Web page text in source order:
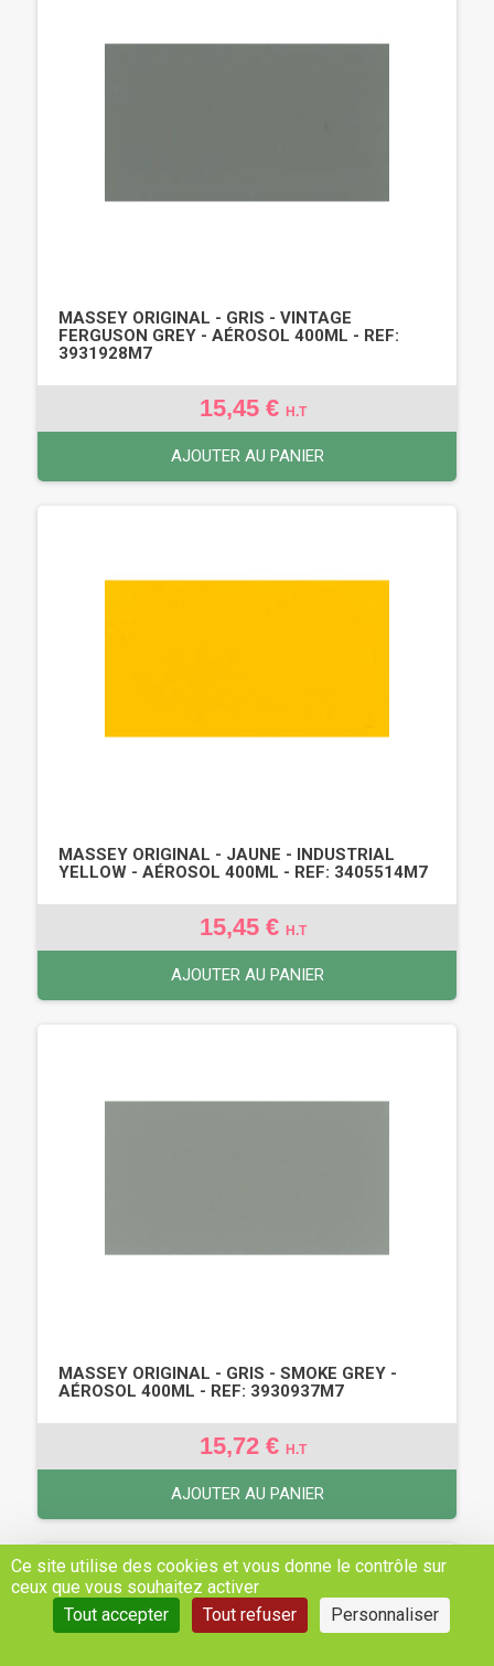
MASSEY ORIGINAL - GRIS - VINTAGE
FERGUSON GREY - AÉROSOL 400ML - REF:
3931928M7
15,45 € H.T
AJOUTER AU PANIER
MASSEY ORIGINAL - JAUNE - INDUSTRIAL
YELLOW - AÉROSOL 400ML - REF: 3405514M7
15,45 € H.T
AJOUTER AU PANIER
MASSEY ORIGINAL - GRIS - SMOKE GREY -
AÉROSOL 400ML - REF: 3930937M7
15,72 € H.T
AJOUTER AU PANIER
Ce site utilise des cookies et vous donne le contrôle sur
ceux que vous souhaitez activer
Tout accepter
Tout refuser Personnaliser